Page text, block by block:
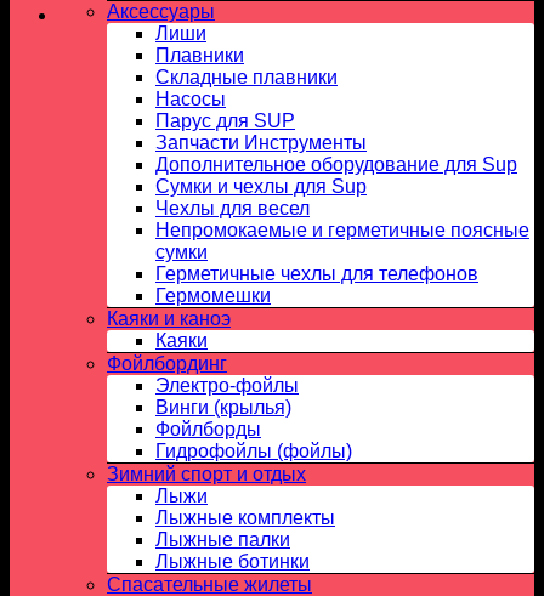
Аксессуары
Лиши
Плавники
Складные плавники
Насосы
Парус для SUP
Запчасти Инструменты
Дополнительное оборудование для Sup
Сумки и чехлы для Sup
Чехлы для весел
Непромокаемые и герметичные поясные
сумки
Герметичные чехлы для телефонов
Гермомешки
Каяки и каноэ
Каяки
Фойлбординг
Электро-фойлы
Винги (крылья)
Фойлборды
Гидрофойлы (фойлы)
Зимний спорт и отдых
Лыжи
Лыжные комплекты
Лыжные палки
Лыжные ботинки
Спасательные жилеты